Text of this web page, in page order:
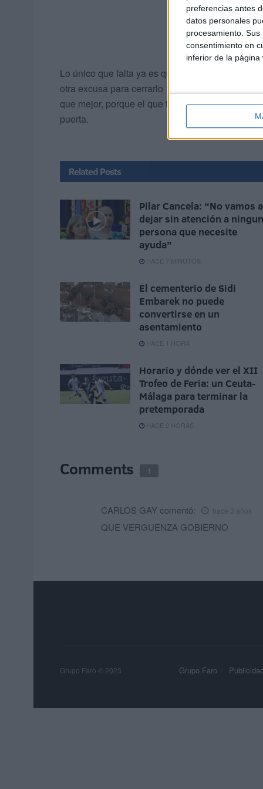
preferencias antes
datos personales
procesamiento.
consentimiento en
inferior de la página
Lo único que falta ya es que lo hagan por
otra excusa para cerrarlo 10 días más, y si
que mejor, porque el que tenga el valor de ir a
puerta.
Related Posts
Pilar Cancela: “No vamos a
dejar sin atención a
persona que necesite
ayuda”
HACE 7 MINUTOS
El cementerio de Sidi
Embarek no puede
convertirse en un
asentamiento
HACE 1 HORA
Horario y dónde ver el XII
Trofeo de Feria: un Ceuta-
Málaga para terminar la
pretemporada
HACE 2 HORAS
Comments 1
CARLOS GAY comentó: hace 3 años
QUE VERGUENZA GOBIERNO
Grupo Faro Publicidad
Grupo Faro © 2023